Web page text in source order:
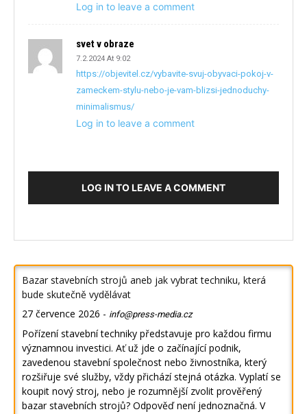
Log in to leave a comment
svet v obraze
7.2.2024 At 9:02
https://objevitel.cz/vybavite-svuj-obyvaci-pokoj-v-
zameckem-stylu-nebo-je-vam-blizsi-jednoduchy-
minimalismus/
Log in to leave a comment
LOG IN TO LEAVE A COMMENT
Bazar stavebních strojů aneb jak vybrat techniku, která
bude skutečně vydělávat
27 července 2026 - info@press-media.cz
Pořízení stavební techniky představuje pro každou firmu
významnou investici. Ať už jde o začínající podnik,
zavedenou stavební společnost nebo živnostníka, který
rozšiřuje své služby, vždy přichází stejná otázka. Vyplatí se
koupit nový stroj, nebo je rozumnější zvolit prověřený
bazar stavebních strojů? Odpověď není jednoznačná. V